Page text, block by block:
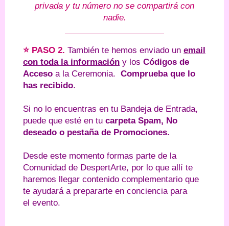
privada y tu número no se compartirá con
nadie.
⭐ PASO 2. También te hemos enviado un email
con toda la información y los Códigos de
Acceso a la Ceremonia. Comprueba que lo
has recibido.
Si no lo encuentras en tu Bandeja de Entrada,
puede que esté en tu carpeta Spam, No
deseado o pestaña de Promociones.
Desde este momento formas parte de la
Comunidad de DespertArte, por lo que allí te
haremos llegar contenido complementario que
te ayudará a prepararte en conciencia para
el evento.